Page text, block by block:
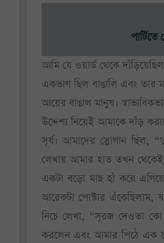
আমি যে ওয়ার্ড থেকে
একভাগ ছিল বাঙালি এবং তার
আয়ের বাঙাল মানুষ।
উদ্দেশ্য নিয়েই আমাকে দাঁড়
সূর্য। আমাদের স্লোগান ছিল,
লেখায় আমার হাত তখন
একটা বড়ো মাছ হাঁ করে
আরেকটা পোস্টার এঁকেছিলাম,
নিচে লেখা, “সূরজ দেওতা
করলেন এবং আমার পিঠে এক